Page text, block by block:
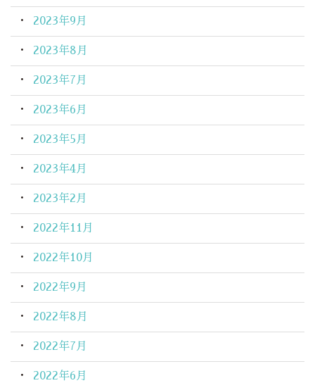
2023年9月
2023年8月
2023年7月
2023年6月
2023年5月
2023年4月
2023年2月
2022年11月
2022年10月
2022年9月
2022年8月
2022年7月
2022年6月